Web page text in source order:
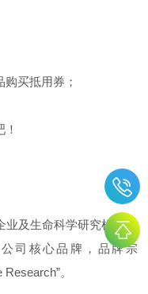
买抵用券；
业及生命科学研究机构提
司核心品牌，品牌宗
。